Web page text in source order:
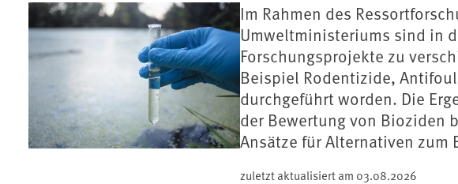
Im Rahmen des
Umweltministeriums sind in
Forschungsprojekte zu
Beispiel Rodentizide,
durchgeführt worden. Die
der Bewertung von Bioziden
Ansätze für Alternativen
zuletzt aktualisiert am 03.08.2026